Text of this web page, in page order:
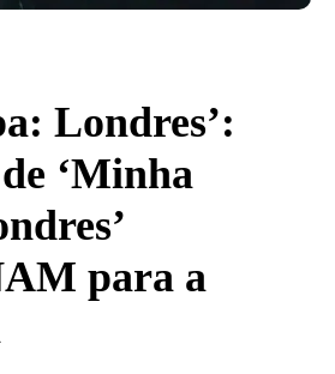
Londres’:
‘Minha
para a